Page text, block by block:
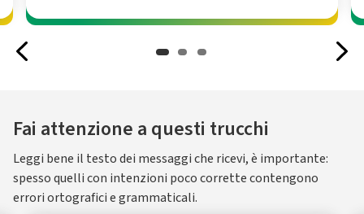
Fai attenzione a questi trucchi
Leggi bene il testo dei messaggi che ricevi, è importante:
spesso quelli con intenzioni poco corrette contengono
errori ortografici e grammaticali.